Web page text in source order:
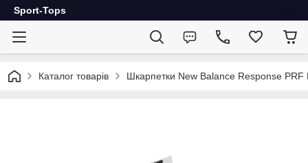
Sport-Tops
Каталог товарів Шкарпетки New Balance Response PRF